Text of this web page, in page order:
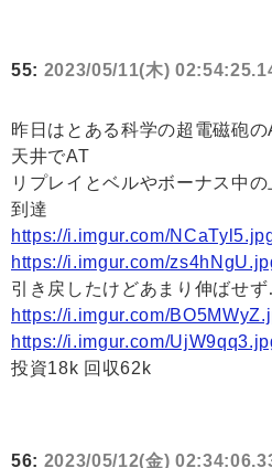
55: 2023/05/11(木)
昨日はとある科学の超電磁砲
天井でAT
リプレイとベルやボーナス中
到達
https://i.imgur.com/
https://i.imgur.com/
引き戻したけどあまり伸ばせ
https://i.imgur.com/
https://i.imgur.com/
投資18k 回収62k
56: 2023/05/12(金)